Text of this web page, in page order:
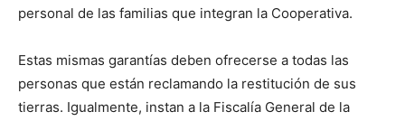
personal de las familias que integran la Cooperativa.
Estas mismas garantías deben ofrecerse a todas las
personas que están reclamando la restitución de sus
tierras. Igualmente, instan a la Fiscalía General de la